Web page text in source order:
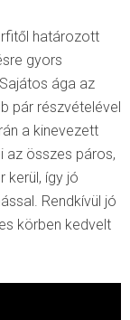
határozott
gyors
ága az
pár részvételével
a kinevezett
az összes páros,
kerül, így jó
Rendkívül jó
körben kedvelt